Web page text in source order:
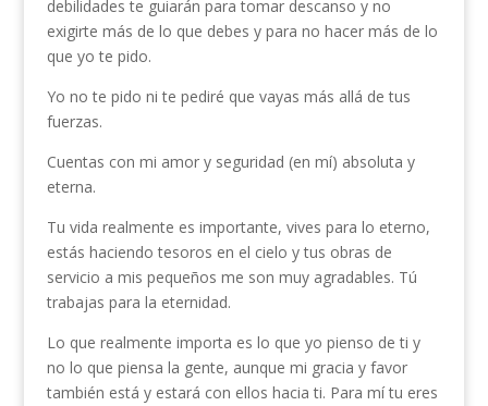
debilidades te guiarán para tomar descanso y no
exigirte más de lo que debes y para no hacer más de lo
que yo te pido.
Yo no te pido ni te pediré que vayas más allá de tus
fuerzas.
Cuentas con mi amor y seguridad (en mí) absoluta y
eterna.
Tu vida realmente es importante, vives para lo eterno,
estás haciendo tesoros en el cielo y tus obras de
servicio a mis pequeños me son muy agradables. Tú
trabajas para la eternidad.
Lo que realmente importa es lo que yo pienso de ti y
no lo que piensa la gente, aunque mi gracia y favor
también está y estará con ellos hacia ti. Para mí tu eres